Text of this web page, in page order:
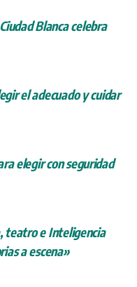
Blanca celebra
el adecuado y cuidar
elegir con seguridad
teatro e Inteligencia
a escena»